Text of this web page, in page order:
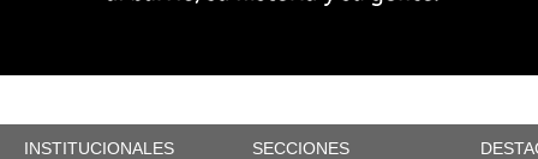
INSTITUCIONALES SECCIONES